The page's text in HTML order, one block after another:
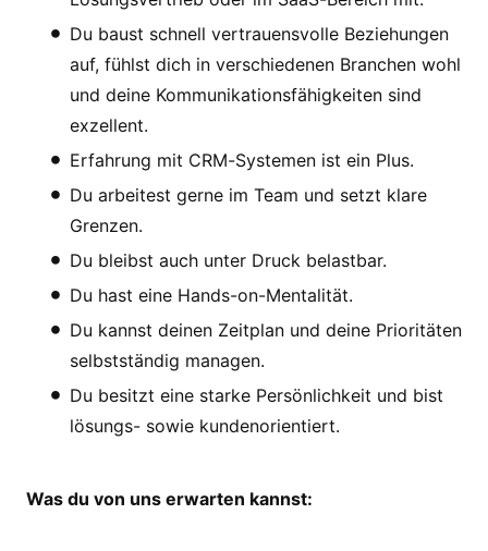
Du baust schnell vertrauensvolle Beziehungen
auf, fühlst dich in verschiedenen Branchen wohl
und deine Kommunikationsfähigkeiten sind
exzellent.
Erfahrung mit CRM-Systemen ist ein Plus.
Du arbeitest gerne im Team und setzt klare
Grenzen.
Du bleibst auch unter Druck belastbar.
Du hast eine Hands-on-Mentalität.
Du kannst deinen Zeitplan und deine Prioritäten
selbstständig managen.
Du besitzt eine starke Persönlichkeit und bist
lösungs- sowie kundenorientiert.
Was du von uns erwarten kannst: